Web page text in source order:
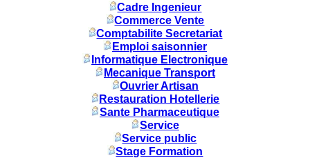
Cadre Ingenieur
Commerce Vente
Comptabilite Secretariat
Emploi saisonnier
Informatique Electronique
Mecanique Transport
Ouvrier Artisan
Restauration Hotellerie
Sante Pharmaceutique
Service
Service public
Stage Formation